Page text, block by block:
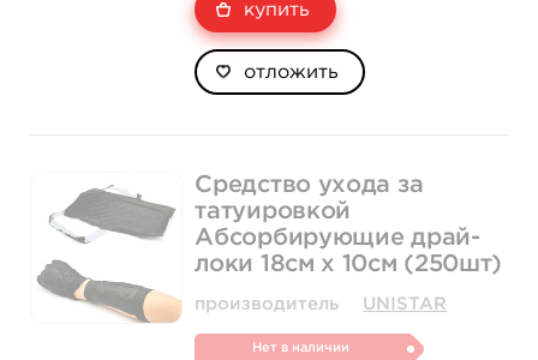
купить
отложить
Средство ухода за
татуировкой
Абсорбирующие драй-
локи 18см х 10см (250шт)
производитель UNISTAR
Нет в наличии